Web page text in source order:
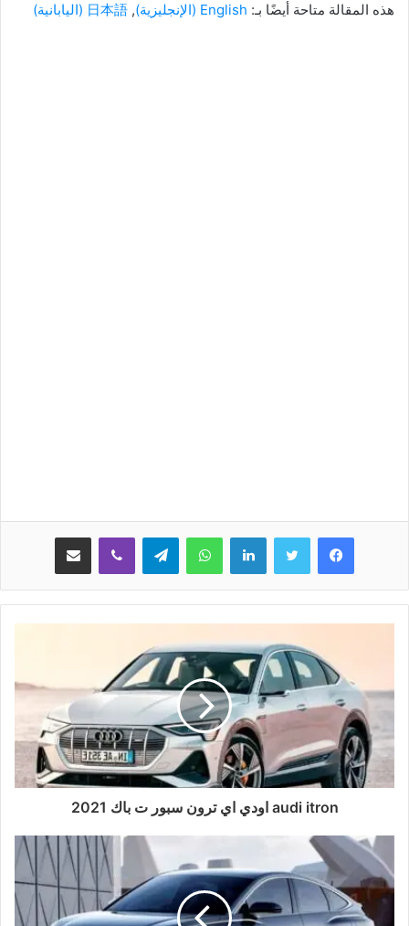
هذه المقالة متاحة أيضًا بـ: English
(الإنجليزية)
日本語
(اليابانية)
لينكدإن واتساب تيلقرام ڤايبر مشاركة عبر البريد
audi itron اودي اي ترون سبور ت باك 2021